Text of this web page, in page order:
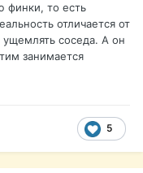
финки, то есть
отличается от
ущемлять соседа. А он
занимается
5